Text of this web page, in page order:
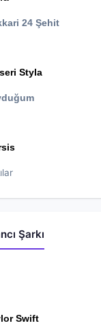
24 Şehit
Styla
Şarkı
Swift